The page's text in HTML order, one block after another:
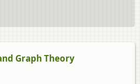
Graph Theory